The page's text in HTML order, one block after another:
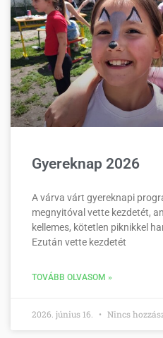
Gyereknap 2026
A várva várt gyereknapi
megnyitóval vette kezdetét,
kellemes, kötetlen piknikkel
Ezután vette kezdetét
TOVÁBB OLVASOM »
2026. június 16. Nincs